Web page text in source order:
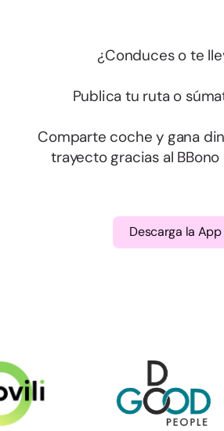
¿Conduces o te
Publica tu ruta o
Comparte coche y gana
trayecto gracias al
Descarga la App